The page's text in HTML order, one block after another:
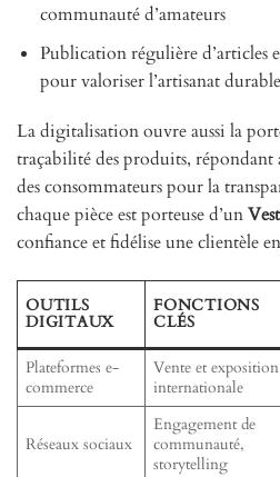
communauté d’amateurs
Publication régulière d’articles
pour valoriser l’artisanat durable
La digitalisation ouvre aussi la
traçabilité des produits, répondant
des consommateurs pour la
chaque pièce est porteuse d’un
confiance et fidélise une clientèle
OUTILS
DIGITAUX
FONCTIONS
CLÉS
Plateformes e-
commerce
Vente et exposition
internationale
Réseaux sociaux
Engagement de
communauté,
storytelling